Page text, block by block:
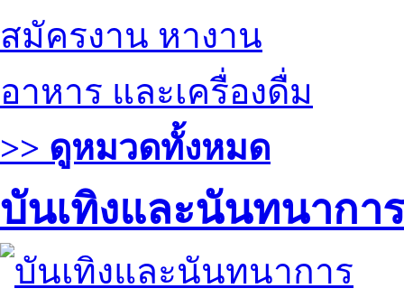
สมัครงาน หางาน
อาหาร และเครื่องดื่ม
>> ดูหมวดทั้งหมด
บันเทิงและนันทนาการ